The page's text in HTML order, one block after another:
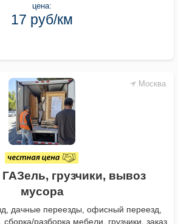
цена:
17 руб/км
Москва
грузчики, вывоз
мусора
дачные переезды, офисный переезд,
разборка мебели, грузчики, заказ